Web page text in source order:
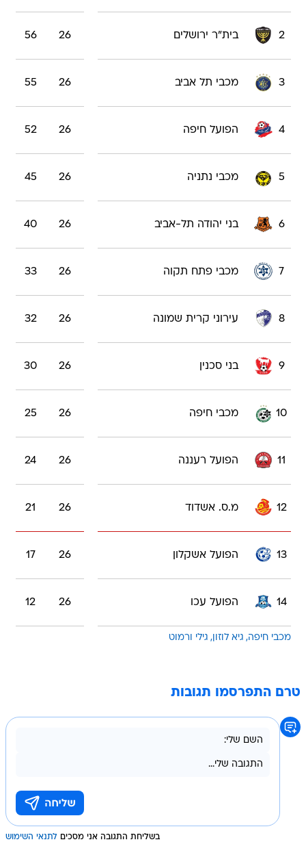
2 בית"ר ירושלים 26
56
3 מכבי תל אביב 26
55
4 הפועל חיפה 26
52
5 מכבי נתניה 26
45
6 בני יהודה תל-אביב 26
40
7 מכבי פתח תקוה 26
33
8 עירוני קרית שמונה 26
32
9 בני סכנין 26
30
10 מכבי חיפה 26
25
11 הפועל רעננה 26
24
12 מ.ס. אשדוד 26
21
13 הפועל אשקלון 26
17
14 הפועל עכו 26
12
מכבי חיפה גיא לוזון גילי ורמוט
טרם התפרסמו תגובות
בשליחת התגובה אני מסכים לתנאי השימוש